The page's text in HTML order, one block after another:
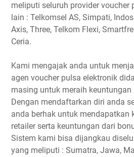
meliputi seluruh provider voucher
lain : Telkomsel AS, Simpati,
Axis, Three, Telkom Flexi,
Ceria.
Kami mengajak anda untuk
agen voucher pulsa elektronik
masing untuk meraih keuntungan
Dengan mendaftarkan diri anda
anda berhak untuk mendapatkan
retailer serta keuntungan dari
Sistem kami bisa dijangkau
yang meliputi : Sumatra, Jawa,